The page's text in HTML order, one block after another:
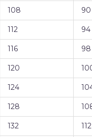
108 90
112 94
116 98
120
124
128
132 112